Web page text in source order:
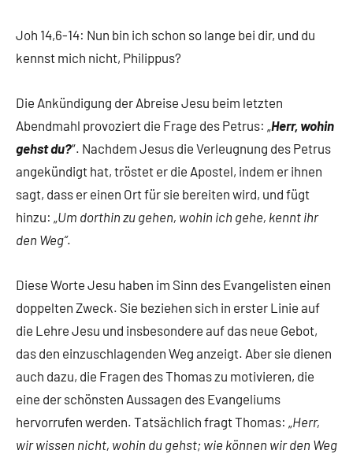
Joh 14,6-14: Nun bin ich schon so lange bei dir, und du
kennst mich nicht, Philippus?
Die Ankündigung der Abreise Jesu beim letzten
Abendmahl provoziert die Frage des Petrus: „Herr, wohin
gehst du?“. Nachdem Jesus die Verleugnung des Petrus
angekündigt hat, tröstet er die Apostel, indem er ihnen
sagt, dass er einen Ort für sie bereiten wird, und fügt
hinzu: „Um dorthin zu gehen, wohin ich gehe, kennt ihr
den Weg“.
Diese Worte Jesu haben im Sinn des Evangelisten einen
doppelten Zweck. Sie beziehen sich in erster Linie auf
die Lehre Jesu und insbesondere auf das neue Gebot,
das den einzuschlagenden Weg anzeigt. Aber sie dienen
auch dazu, die Fragen des Thomas zu motivieren, die
eine der schönsten Aussagen des Evangeliums
hervorrufen werden. Tatsächlich fragt Thomas: „Herr,
wir wissen nicht, wohin du gehst; wie können wir den Weg